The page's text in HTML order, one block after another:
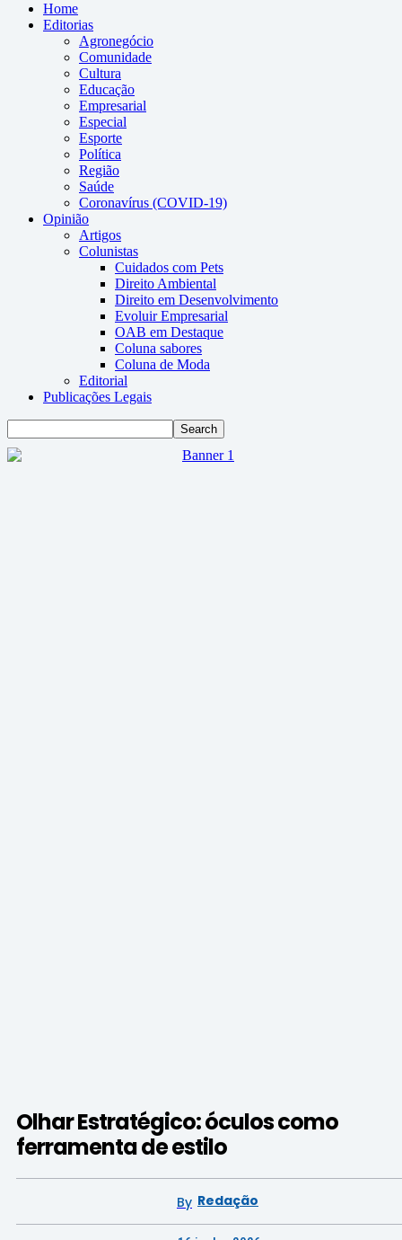
Home
Editorias
Agronegócio
Comunidade
Cultura
Educação
Empresarial
Especial
Esporte
Política
Região
Saúde
Coronavírus (COVID-19)
Opinião
Artigos
Colunistas
Cuidados com Pets
Direito Ambiental
Direito em Desenvolvimento
Evoluir Empresarial
OAB em Destaque
Coluna sabores
Coluna de Moda
Editorial
Publicações Legais
Olhar Estratégico: óculos como
ferramenta de estilo
By Redação